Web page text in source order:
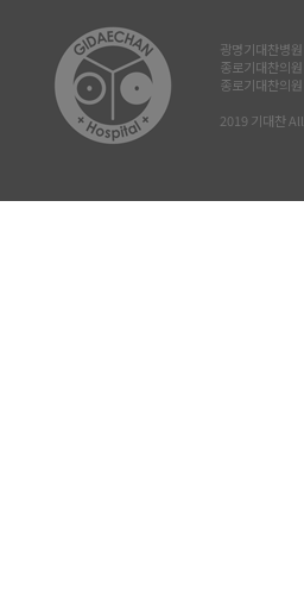
광명기대찬병
종로기대찬의
종로기대찬의
2019 기대찬